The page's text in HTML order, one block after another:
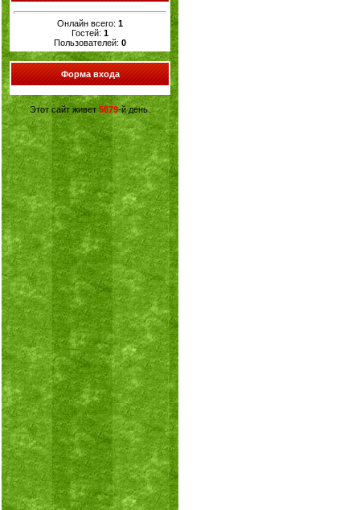
Онлайн всего: 1
Гостей: 1
Пользователей: 0
Форма входа
Этот сайт живет5679-й день.